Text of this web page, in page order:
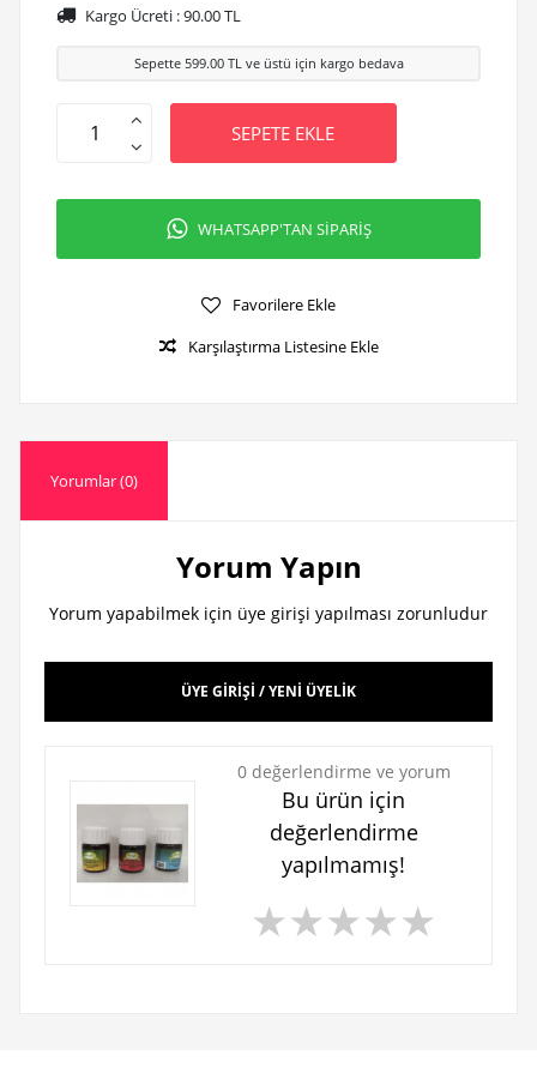
Kargo Ücreti :90.00TL
Sepette 599.00TL ve üstü için kargo bedava
SEPETE EKLE
WHATSAPP'TAN SİPARİŞ
Favorilere Ekle
Karşılaştırma Listesine Ekle
Yorumlar (0)
Yorum Yapın
Yorum yapabilmek için üye girişi yapılması zorunludur
ÜYE GİRİŞİ / YENİ ÜYELİK
0 değerlendirme ve yorum
Bu ürün için
değerlendirme
yapılmamış!
★★★★★